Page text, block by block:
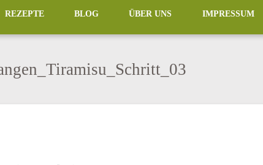
REZEPTE BLOG ÜBER UNS IMPRESSUM